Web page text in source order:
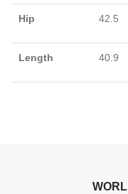
Hip 42.5
Length 40.9